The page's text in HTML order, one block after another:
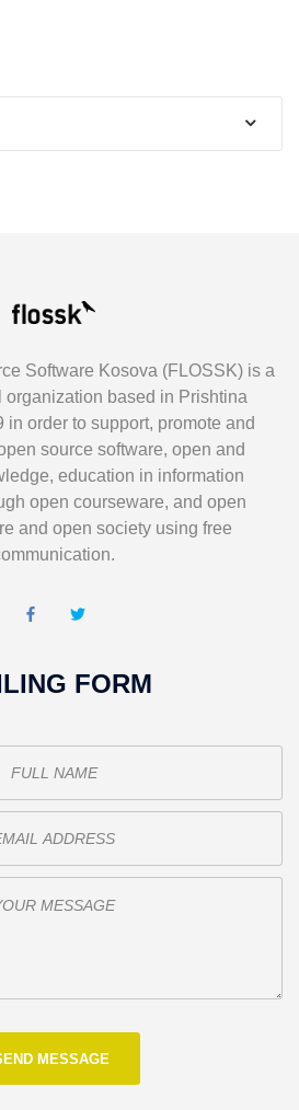
Software Kosova (FLOSSK) is a
organization based in Prishtina
order to support, promote and
source software, open and
education in information
open courseware, and open
and open society using free
FORM